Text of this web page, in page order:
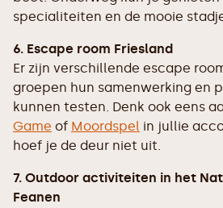
specialiteiten en de mooie
6. Escape room Friesland
Er zijn verschillende escape
groepen hun samenwerking en
kunnen testen. Denk ook eens
Game of Moordspel in jullie
hoef je de deur niet uit.
7. Outdoor activiteiten in het
Feanen